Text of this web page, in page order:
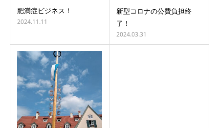
肥満症ビジネス！
2024.11.11
新型コロナの公費負担終
了！
2024.03.31